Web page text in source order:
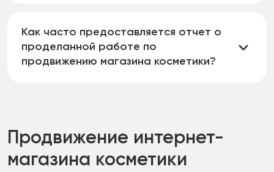
включает все необходимые работы: подбор
релевантных и высококонверсионных запросов,
оптимизацию контента, техническую оптимизацию,
стратегию построения ссылок, работу с
Как часто предоставляется отчет о
проделанной работе по
продвижению магазина косметики?
конверсии и прибыли, а также планы на будущее.
Продвижение интернет-
магазина косметики